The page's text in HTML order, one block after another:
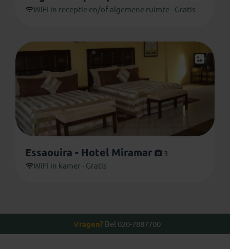
WIFI in receptie en/of algemene ruimte - Gratis
Essaouira - Hotel Miramar
3
WIFI in kamer - Gratis
Vragen? Bel 020-7887700